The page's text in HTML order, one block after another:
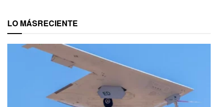
LO MÁSRECIENTE